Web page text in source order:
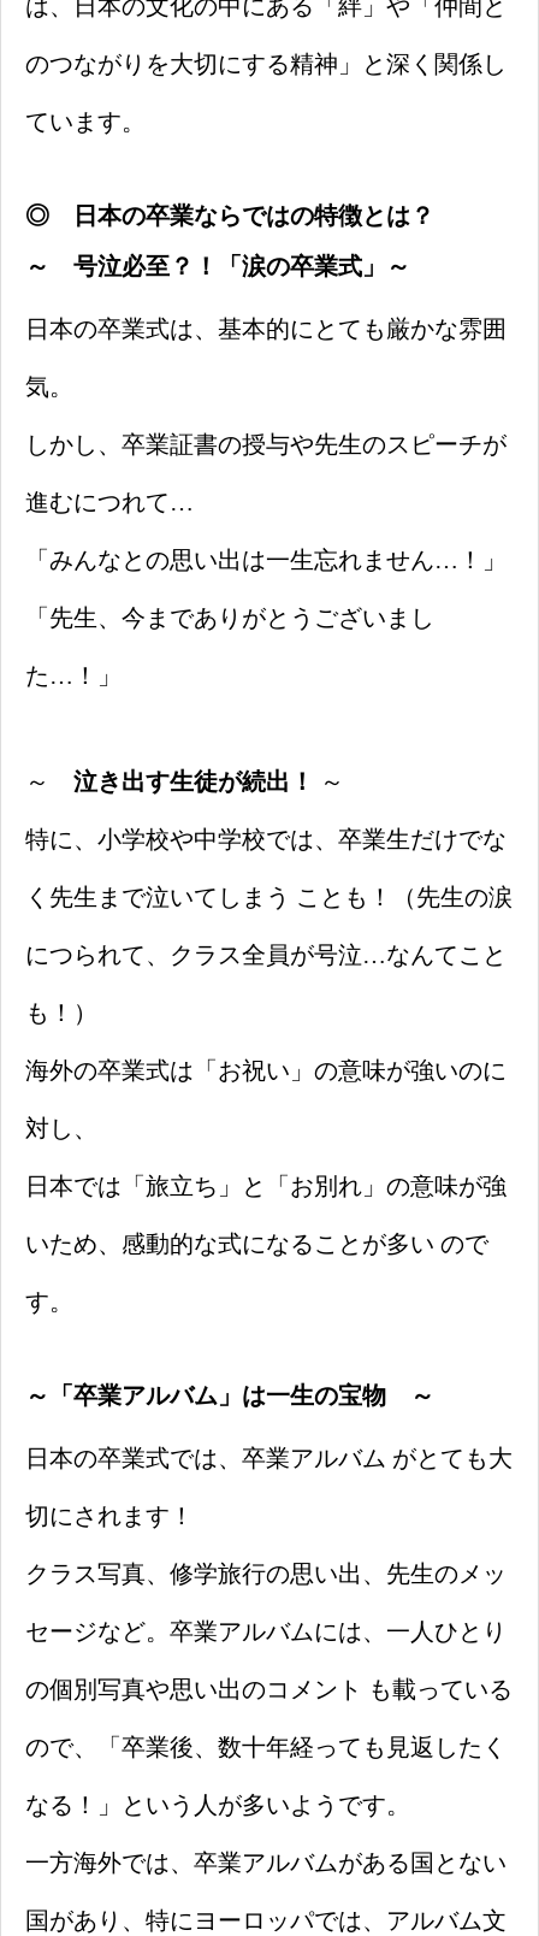
は、日本の文化の中にある「絆」や「仲間と
のつながりを大切にする精神」と深く関係し
ています。
◎
日本の卒業ならではの特徴とは？
～ 号泣必至？！「涙の卒業式」 ～
日本の卒業式は、基本的にとても厳かな雰囲
気。
しかし、卒業証書の授与や先生のスピーチが
進むにつれて…
「みんなとの思い出は一生忘れません…！」
「先生、今までありがとうございまし
た…！」
～ 泣き出す生徒が続出！ ～
特に、小学校や中学校では、卒業生だけでな
く先生まで泣いてしまう ことも！（先生の涙
につられて、クラス全員が号泣…なんてこと
も！）
海外の卒業式は「お祝い」の意味が強いのに
対し、
日本では「旅立ち」と「お別れ」の意味が強
いため、感動的な式になることが多い ので
す。
～ 「卒業アルバム」は一生の宝物 ～
日本の卒業式では、卒業アルバム がとても大
切にされます！
クラス写真、修学旅行の思い出、先生のメッ
セージなど。卒業アルバムには、一人ひとり
の個別写真や思い出のコメント も載っている
ので、「卒業後、数十年経っても見返したく
なる！」という人が多いようです。
一方海外では、卒業アルバムがある国とない
国があり、特にヨーロッパでは、アルバム文